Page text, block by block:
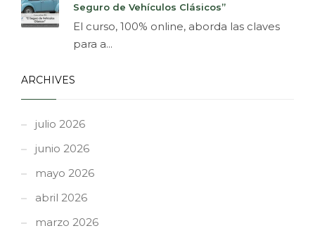
Seguro de Vehículos Clásicos”
El curso, 100% online, aborda las claves
para a...
ARCHIVES
julio 2026
junio 2026
mayo 2026
abril 2026
marzo 2026